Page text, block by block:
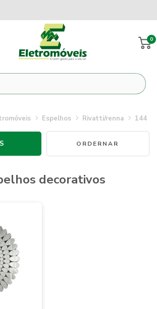
0
espelhos rivatti/renna 144
decorativos